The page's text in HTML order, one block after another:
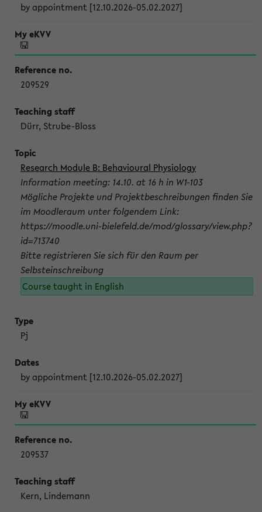
by appointment [12.10.2026-05.02.2027]
209529
Dürr, Strube-Bloss
Research Module B: Behavioural Physiology
Information meeting: 14.10. at 16 h in W1-103
Mögliche Projekte und Projektbeschreibungen finden Sie
im Moodleraum unter folgendem Link:
https://moodle.uni-bielefeld.de/mod/glossary/view.php?
id=713740
Bitte registrieren Sie sich für den Raum per
Selbsteinschreibung
Course taught in English
Pj
by appointment [12.10.2026-05.02.2027]
209537
Kern, Lindemann